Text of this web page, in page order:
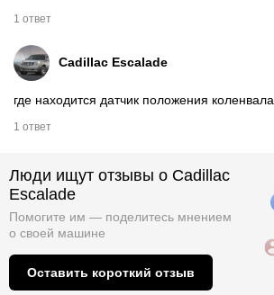
1 ответ
Cadillac Escalade
где находится датчик положения коленвала
1 ответ
Люди ищут отзывы о Cadillac
Escalade
Помогите им — поделитесь мнением
о своей машине
Оставить короткий отзыв